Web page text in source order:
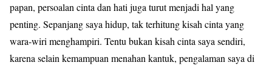
papan, persoalan cinta dan hati juga turut menjadi hal yang
penting. Sepanjang saya hidup, tak terhitung kisah cinta yang
wara-wiri menghampiri. Tentu bukan kisah cinta saya sendiri,
karena selain kemampuan menahan kantuk, pengalaman saya di